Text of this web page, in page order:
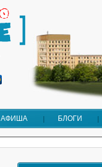
АФИША БЛОГИ